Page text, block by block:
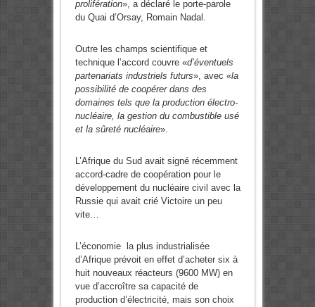
prolifération», a déclaré le porte-parole
du Quai d’Orsay, Romain Nadal.
Outre les champs scientifique et
technique l’accord couvre «d’éventuels
partenariats industriels futurs», avec «la
possibilité de coopérer dans des
domaines tels que la production électro-
nucléaire, la gestion du combustible usé
et la sûreté nucléaire».
L’Afrique du Sud avait signé récemment
accord-cadre de coopération pour le
développement du nucléaire civil avec la
Russie qui avait crié Victoire un peu
vite…
L’économie la plus industrialisée
d’Afrique prévoit en effet d’acheter six à
huit nouveaux réacteurs (9600 MW) en
vue d’accroître sa capacité de
production d’électricité, mais son choix